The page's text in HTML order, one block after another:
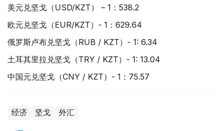
美元兑坚戈（USD/KZT） – 1：538.2
欧元兑坚戈（EUR/KZT）- 1：629.64
俄罗斯卢布兑坚戈（RUB / KZT）- 1: 6.34
土耳其里拉兑坚戈（TRY / KZT）- 1: 13.04
中国元兑坚戈（CNY / KZT）- 1：75.57
经济 坚戈 外汇